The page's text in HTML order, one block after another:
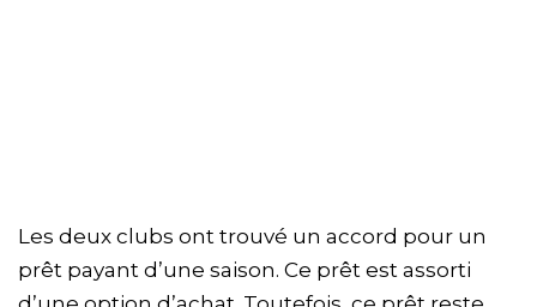
Les deux clubs ont trouvé un accord pour un
prêt payant d’une saison. Ce prêt est assorti